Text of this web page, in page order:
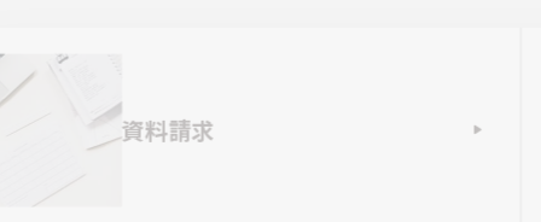
資料請求